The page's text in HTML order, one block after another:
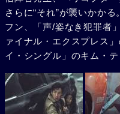
さらに“それ”が襲いかか
フン、「声/姿なき犯罪者
ァイナル・エクスプレス
イ・シングル」のキム・テ